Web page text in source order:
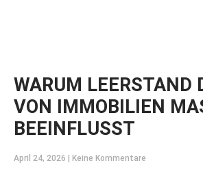
WARUM LEERSTAND
VON IMMOBILIEN
BEEINFLUSST
April 24, 2026 Keine Kommentare